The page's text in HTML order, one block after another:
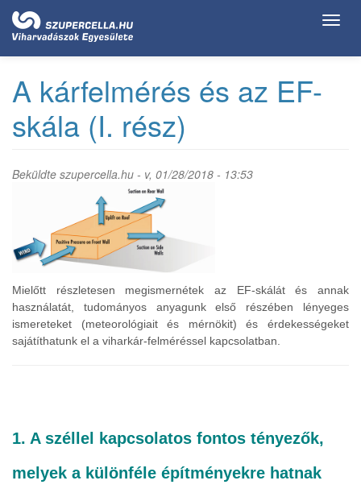
Ugrás
tartalomra
A kárfelmérés és az EF-
skála (I. rész)
Beküldte szupercella.hu - v, 01/28/2018 - 13:53
Mielőtt részletesen megismernétek az EF-skálát és annak
használatát, tudományos anyagunk első részében lényeges
ismereteket (meteorológiait és mérnökit) és érdekességeket
sajátíthatunk el a viharkár-felméréssel kapcsolatban.
1. A széllel kapcsolatos fontos tényezők,
melyek a különféle építményekre hatnak